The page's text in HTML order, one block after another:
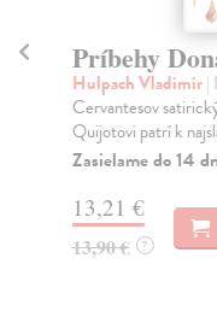
Príbehy
Hulpach Vladimír|
Cervantesov
Quijotovi patrí k
Zasielame do 14
13,21 €
13,90 € ?